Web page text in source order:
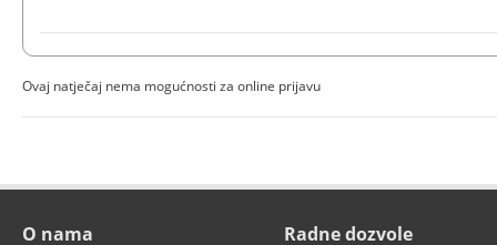
Ovaj natječaj nema mogućnosti za online prijavu
O nama Radne dozvole